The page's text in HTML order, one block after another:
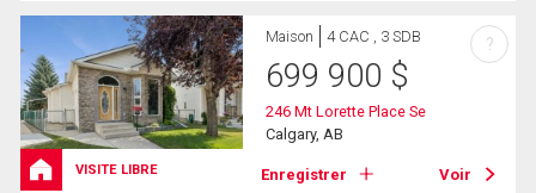
VISITE LIBRE
Maison 4 CAC , 3 SDB
699 900 $
246 Mt Lorette Place Se
Calgary, AB
Enregistrer Voir
?